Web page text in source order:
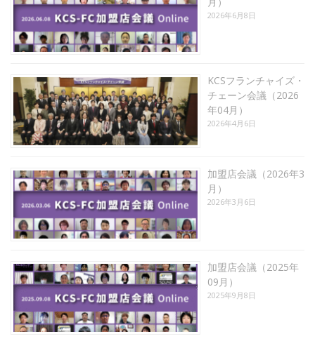
2026年6月8日
KCSフランチャイズ・
チェーン会議（2026
年04月）
2026年4月6日
加盟店会議（2026年3
月）
2026年3月6日
加盟店会議（2025年
09月）
2025年9月8日